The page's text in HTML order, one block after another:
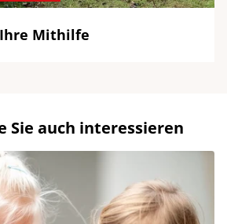
Mithilfe
Sie auch interessieren